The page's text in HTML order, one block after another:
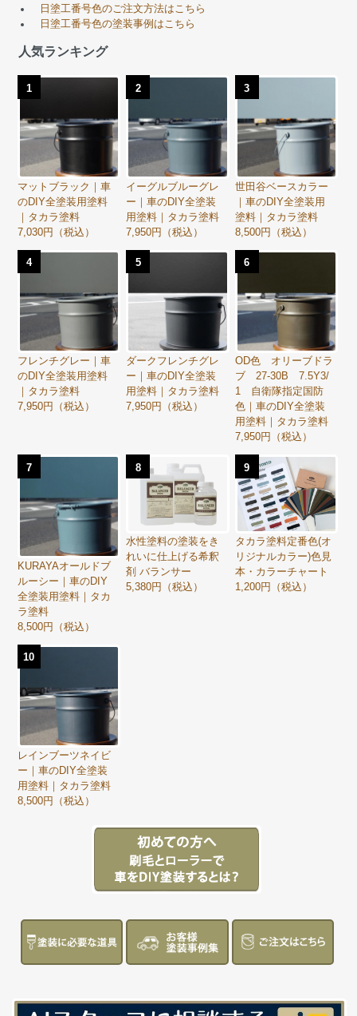
日塗工番号色のご注文方法はこちら
日塗工番号色の塗装事例はこちら
人気ランキング
1
マットブラック｜車
のDIY全塗装用塗料
｜タカラ塗料
7,030円（税込）
2
イーグルブルーグレ
ー｜車のDIY全塗装
用塗料｜タカラ塗料
7,950円（税込）
3
世田谷ベースカラー
｜車のDIY全塗装用
塗料｜タカラ塗料
8,500円（税込）
4
フレンチグレー｜車
のDIY全塗装用塗料
｜タカラ塗料
7,950円（税込）
5
ダークフレンチグレ
ー｜車のDIY全塗装
用塗料｜タカラ塗料
7,950円（税込）
6
OD色 オリーブドラ
ブ 27-30B 7.5Y3/
1 自衛隊指定国防
色｜車のDIY全塗装
用塗料｜タカラ塗料
7,950円（税込）
7
KURAYAオールドブ
ルーシー｜車のDIY
全塗装用塗料｜タカ
ラ塗料
8,500円（税込）
8
水性塗料の塗装をき
れいに仕上げる希釈
剤 バランサー
5,380円（税込）
9
タカラ塗料定番色(オ
リジナルカラー)色見
本・カラーチャート
1,200円（税込）
10
レインブーツネイビ
ー｜車のDIY全塗装
用塗料｜タカラ塗料
8,500円（税込）